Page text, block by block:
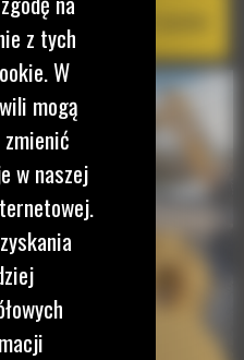
PL161 Attachment Locator
z tych
W
mogą
w naszej